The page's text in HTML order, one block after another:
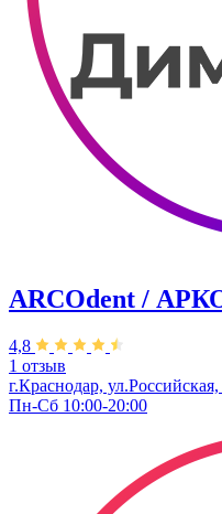
ARCOdent /
4,8
1 отзыв
г.Краснодар,
Пн-Сб 10:00-20:00